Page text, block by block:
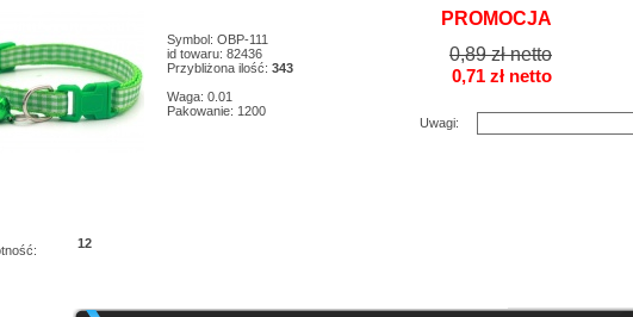
Symbol: OBP-111
id towaru: 82436
Przybliżona ilość: 343
Waga: 0.01
Pakowanie: 1200
PROMOCJA
0,89 zł netto
0,71 zł netto
Uwagi:
12